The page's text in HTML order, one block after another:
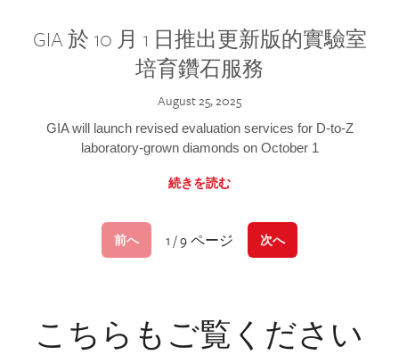
GIA 於 10 月 1 日推出更新版的實驗室
培育鑽石服務
August 25, 2025
GIA will launch revised evaluation services for D-to-Z
laboratory-grown diamonds on October 1
続きを読む
前へ 1 / 9 ページ 次へ
こちらもご覧ください